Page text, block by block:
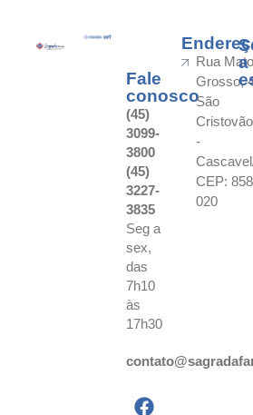
Fale
conosco
(45)
3099-
3800
(45)
3227-
3835
Seg a
sex,
das
7h10
às
17h30
Rua Mato
Grosso,
São
Cristovão
-
CEP:
020
a